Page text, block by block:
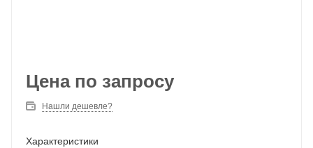
Цена по запросу
Нашли дешевле?
Характеристики